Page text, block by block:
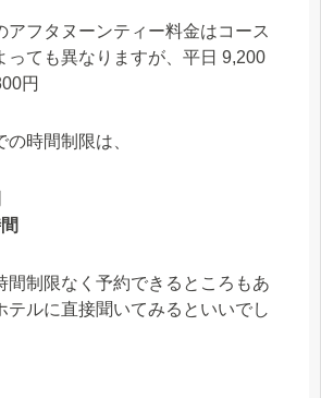
アフタヌーンティー料金はコース
っても異なりますが、平日 9,200
円
時間制限は、
間制限なく予約できるところもあ
テルに直接聞いてみるといいでし